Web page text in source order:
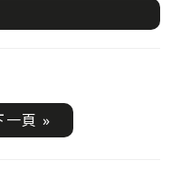
一頁 »